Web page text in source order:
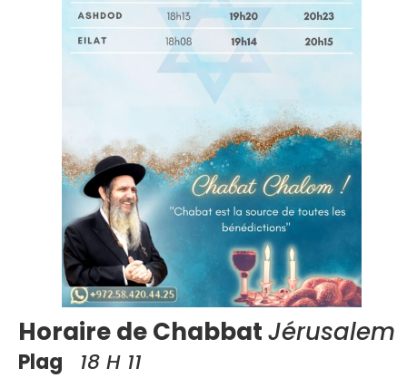
Horaire de ChabbatJérusalem
Plag
18 H 11